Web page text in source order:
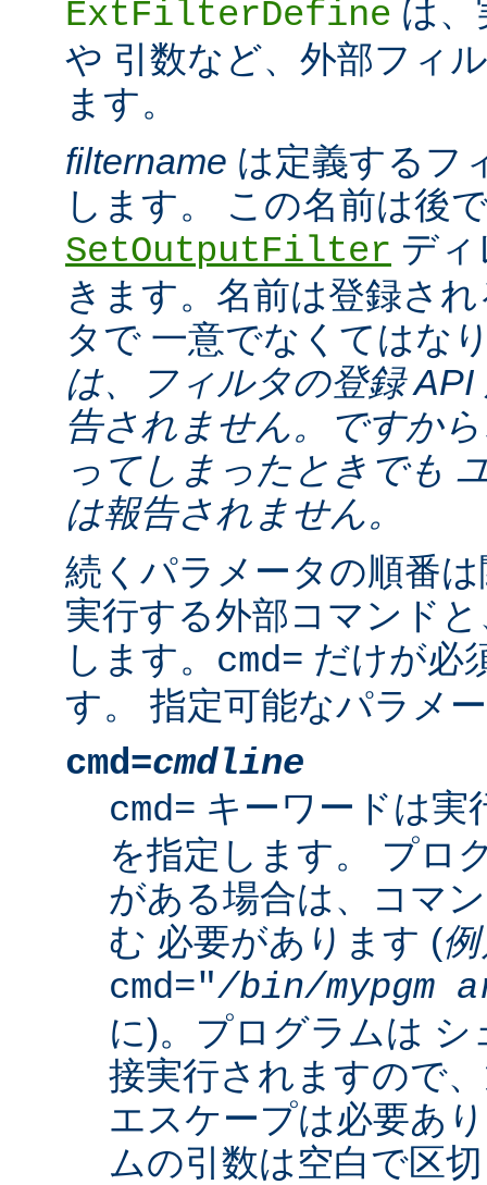
ExtFilterDefine は
や 引数など、外部フィ
ます。
filtername は定義するフ
します。 この名前は後
SetOutputFilter デ
きます。名前は登録さ
タで 一意でなくてはな
は、フィルタの登録
告されません。ですか
ってしまったときでも
は報告されません。
続くパラメータの順番
実行する外部コマンド
します。 cmd= だけが必
す。 指定可能なパラメ
cmd=cmdline
cmd= キーワードは実
を指定します。 プロ
がある場合は、コマ
む 必要があります (
cmd="/bin/mypgm
に)。プログラムは
接実行されますので
エスケープは必要あ
ムの引数は空白で区